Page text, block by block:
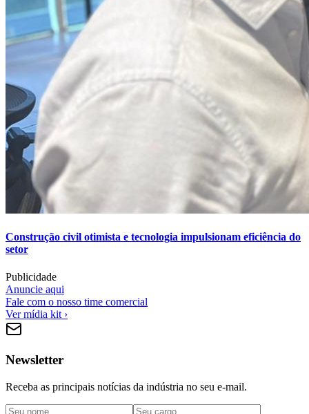
Construção civil otimista e tecnologia impulsionam eficiência do
setor
Publicidade
Anuncie aqui
Fale com o nosso time comercial
Ver mídia kit ›
Newsletter
Receba as principais notícias da indústria no seu e-mail.